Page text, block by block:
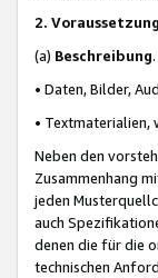
2.
(a) Beschreibung
• Daten, Bilder,
•
Neben den
Zusammenhang
jeden
auch
denen die für die
technischen